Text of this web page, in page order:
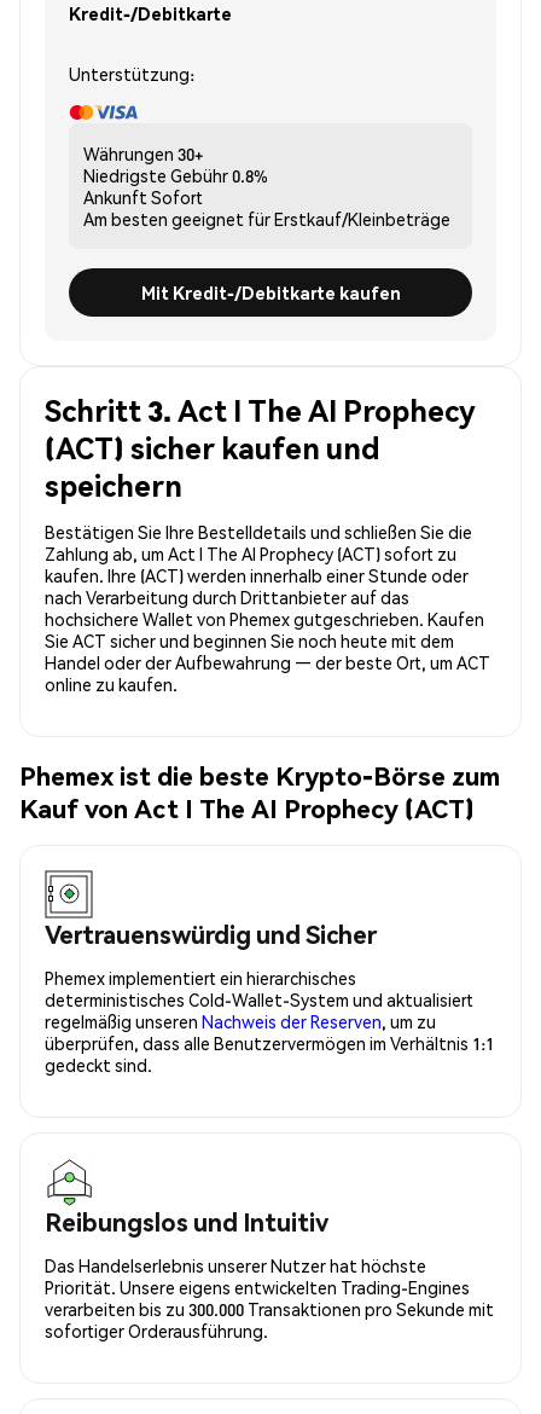
Kredit-/Debitkarte
Unterstützung:
Währungen 30+
Niedrigste Gebühr0.8%
Ankunft Sofort
Am besten geeignet fürErstkauf/Kleinbeträge
Mit Kredit-/Debitkarte kaufen
Schritt 3. Act I The AI Prophecy
(ACT) sicher kaufen und
speichern
Bestätigen Sie Ihre Bestelldetails und schließen Sie die
Zahlung ab, um Act I The AI Prophecy (ACT) sofort zu
kaufen. Ihre (ACT) werden innerhalb einer Stunde oder
nach Verarbeitung durch Drittanbieter auf das
hochsichere Wallet von Phemex gutgeschrieben. Kaufen
Sie ACT sicher und beginnen Sie noch heute mit dem
Handel oder der Aufbewahrung — der beste Ort, um ACT
online zu kaufen.
Phemex ist die beste Krypto-Börse zum
Kauf von Act I The AI Prophecy (ACT)
Vertrauenswürdig und Sicher
Phemex implementiert ein hierarchisches
deterministisches Cold-Wallet-System und aktualisiert
regelmäßig unseren Nachweis der Reserven, um zu
überprüfen, dass alle Benutzervermögen im Verhältnis 1:1
gedeckt sind.
Reibungslos und Intuitiv
Das Handelserlebnis unserer Nutzer hat höchste
Priorität. Unsere eigens entwickelten Trading-Engines
verarbeiten bis zu 300.000 Transaktionen pro Sekunde mit
sofortiger Orderausführung.